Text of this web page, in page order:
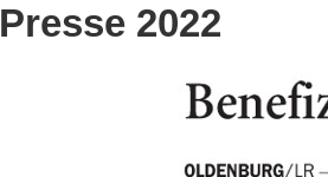
Presse 2022